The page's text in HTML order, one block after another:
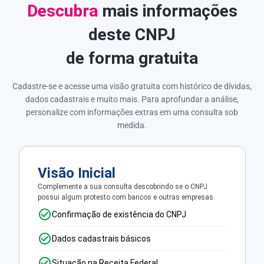
Descubra mais informações
deste CNPJ
de forma gratuita
Cadastre-se e acesse uma visão gratuita com histórico de dívidas,
dados cadastrais e muito mais. Para aprofundar a análise,
personalize com informações extras em uma consulta sob
medida.
Visão Inicial
Complemente a sua consulta descobrindo se o CNPJ
possui algum protesto com bancos e outras empresas.
Confirmação de existência do CNPJ
Dados cadastrais básicos